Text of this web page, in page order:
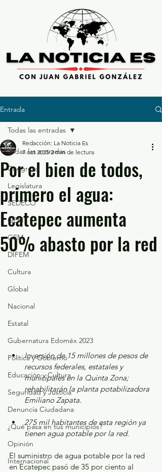
Entrada
Todas las entradas
Congreso
Legislatura
SEDECO
GEM
GEM
DIFEM
Cultura
Global
Nacional
Estatal
Gubernatura Edoméx 2023
Política y Gobierno
Educación y Cultura
Seguridad y Justicia
Denuncia Ciudadana
¿Qué pasa en tus municipios?
Opinión
Internacional
Todas las entradas
Por el bien de todos,
primero el agua:
Ecatepec aumenta
50% abasto por la red
Redacción: La Noticia Es
7 oct 2025 2 min de lectura
Inversión de 15 millones de pesos de
recursos federales, estatales y
municipales en la Quinta Zona;
rehabilitarán la planta potabilizadora
Emiliano Zapata.
275 mil habitantes de esta región ya
tienen agua potable por la red.
El suministro de agua potable por la red
en Ecatepec pasó de 35 por ciento al